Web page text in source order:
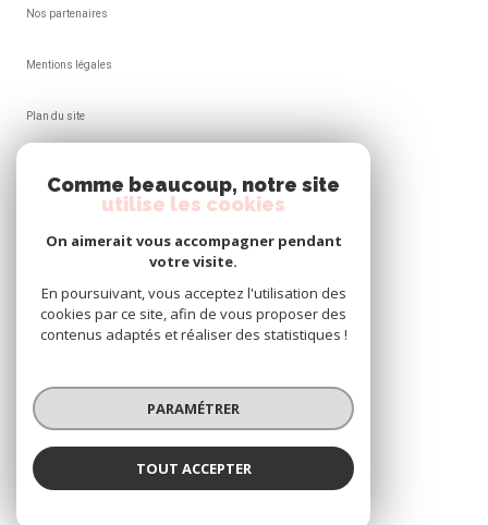
Nos partenaires
Mentions légales
Plan du site
Cookies
© 2026 | Tous droits réservés
Réalisé par
Comme beaucoup, notre site
utilise les cookies
On aimerait vous accompagner pendant
votre visite.
En poursuivant, vous acceptez l'utilisation des
cookies par ce site, afin de vous proposer des
contenus adaptés et réaliser des statistiques !
PARAMÉTRER
TOUT ACCEPTER